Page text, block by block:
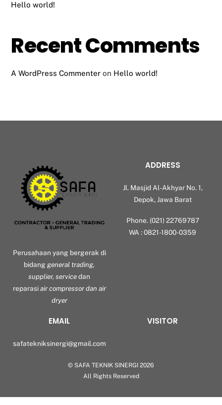
Hello world!
Recent Comments
A WordPress Commenter on Hello world!
Perusahaan yang bergerak di
bidang general trading,
supplier, servicedan
reparasiair compressor dan air
dryer
ADDRESS
Jl. Masjid Al-Akhyar No. 1,
Depok, Jawa Barat
Phone. (021) 22769787
WA : 0821-1800-0359
EMAIL
safatekniksinergi@gmail.com
VISITOR
© SAFA TEKNIK SINERGI 2026
All Rights Reserved